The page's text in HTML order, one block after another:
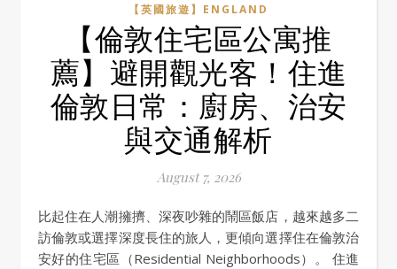
【英國旅遊】ENGLAND
【倫敦住宅區公寓推
薦】避開觀光客！住進
倫敦日常：廚房、治安
與交通解析
August 7, 2026
比起住在人潮擁擠、深夜吵雜的鬧區飯店，越來越多二
訪倫敦或選擇深度長住的旅人，更傾向選擇住在倫敦治
安好的住宅區（Residential Neighborhoods）。 住進